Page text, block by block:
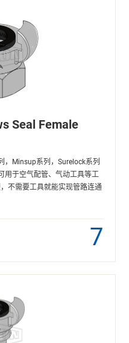
Seal Female
，Minsup系列，Surelock系列
用于空气配管、气动工具等工
不需要工具就能实现管路连通
7